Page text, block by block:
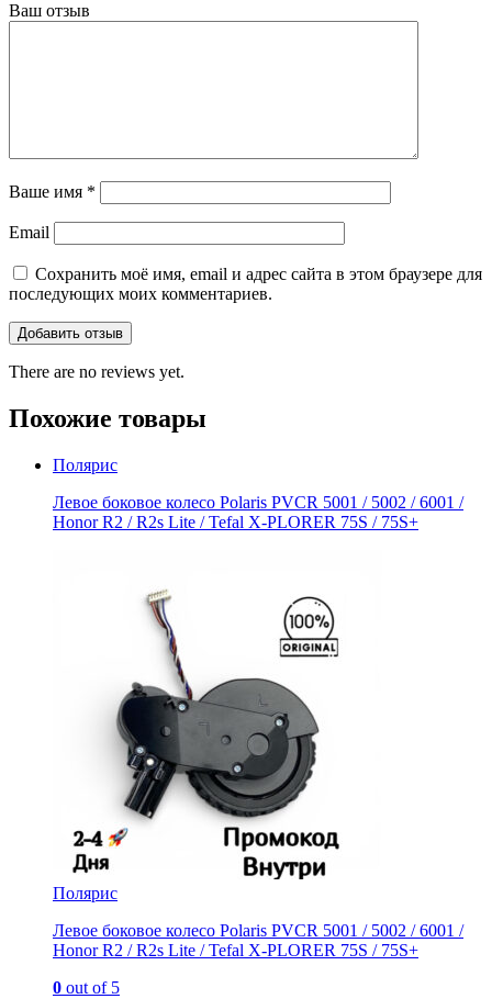
Ваш отзыв
Ваше имя *
Email
Сохранить моё имя, email и адрес сайта в этом браузере для
последующих моих комментариев.
There are no reviews yet.
Похожие товары
Полярис
Левое боковое колесо Polaris PVCR 5001 / 5002 / 6001 /
Honor R2 / R2s Litе / Tefal X-PLORER 75S / 75S+
Полярис
Левое боковое колесо Polaris PVCR 5001 / 5002 / 6001 /
Honor R2 / R2s Litе / Tefal X-PLORER 75S / 75S+
0 out of 5